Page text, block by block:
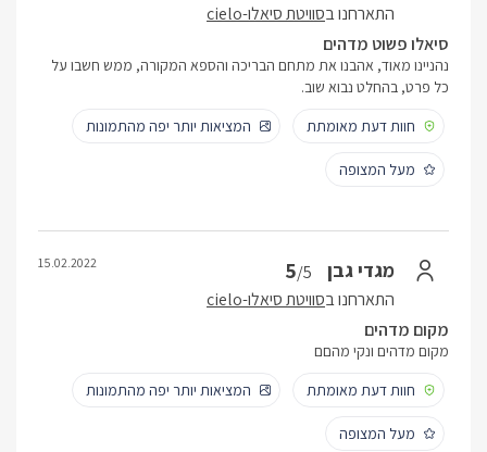
התארחנו בסוויטת סיאלו-cielo
סיאלו פשוט מדהים
נהניינו מאוד, אהבנו את מתחם הבריכה והספא המקורה, ממש חשבו על
כל פרט, בהחלט נבוא שוב.
חוות דעת מאומתת
המציאות יותר יפה מהתמונות
מעל המצופה
מגדי גבן 5/5
התארחנו בסוויטת סיאלו-cielo
15.02.2022
מקום מדהים
מקום מדהים ונקי מהםם
חוות דעת מאומתת
המציאות יותר יפה מהתמונות
מעל המצופה